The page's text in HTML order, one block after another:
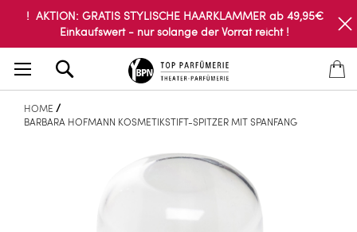
! AKTION: GRATIS STYLISCHE HAARKLAMMER ab 49,95€
Einkaufswert - nur solange der Vorrat reicht !
HOME
BARBARA HOFMANN KOSMETIKSTIFT-SPITZER MIT SPANFANG